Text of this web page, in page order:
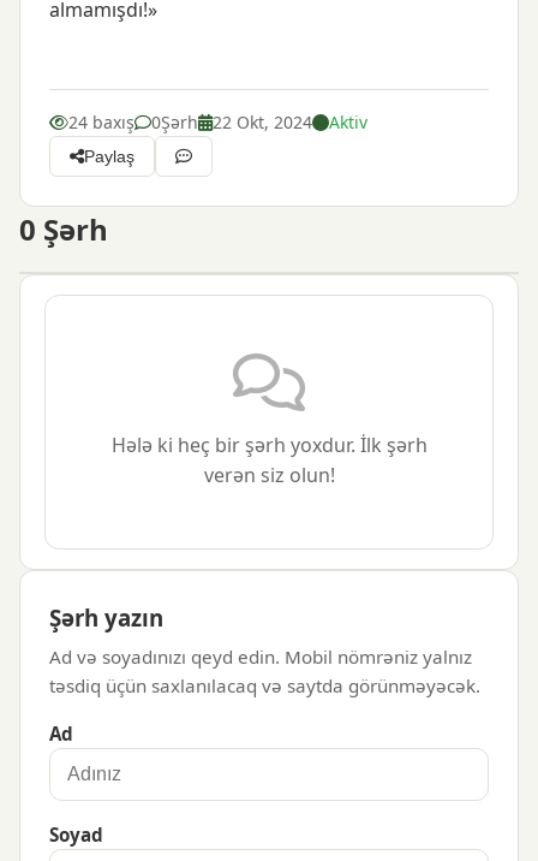
almamışdı!»
24 baxış 0Şərh 22 Okt, 2024 Aktiv
Paylaş
0 Şərh
Hələ ki heç bir şərh yoxdur. İlk şərh
verən siz olun!
Şərh yazın
Ad və soyadınızı qeyd edin. Mobil nömrəniz yalnız
təsdiq üçün saxlanılacaq və saytda görünməyəcək.
Ad
Soyad